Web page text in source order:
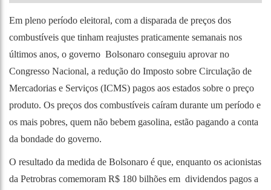
Em pleno período eleitoral, com a disparada de preços dos
combustíveis que tinham reajustes praticamente semanais nos
últimos anos, o governo Bolsonaro conseguiu aprovarno
Congresso Nacional, a redução do Imposto sobre Circulação de
Mercadorias e Serviços (ICMS) pagos aos estados sobre o preço
produto. Os preços dos combustíveis caíram durante um período e
os mais pobres, quem não bebem gasolina, estão pagando a conta
da bondade do governo.
O resultado da medida de Bolsonaro é que, enquanto os acionistas
da Petrobras comemoram R$ 180 bilhões em dividendos pagos a